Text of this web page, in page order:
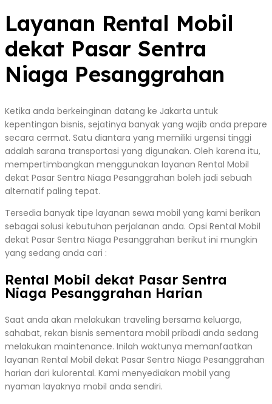
Layanan Rental Mobil
dekat Pasar Sentra
Niaga Pesanggrahan
Ketika anda berkeinginan datang ke Jakarta untuk
kepentingan bisnis, sejatinya banyak yang wajib anda prepare
secara cermat. Satu diantara yang memiliki urgensi tinggi
adalah sarana transportasi yang digunakan. Oleh karena itu,
mempertimbangkan menggunakan layanan Rental Mobil
dekat Pasar Sentra Niaga Pesanggrahan boleh jadi sebuah
alternatif paling tepat.
Tersedia banyak tipe layanan sewa mobil yang kami berikan
sebagai solusi kebutuhan perjalanan anda. Opsi Rental Mobil
dekat Pasar Sentra Niaga Pesanggrahan berikut ini mungkin
yang sedang anda cari :
Rental Mobil dekat Pasar Sentra
Niaga Pesanggrahan Harian
Saat anda akan melakukan traveling bersama keluarga,
sahabat, rekan bisnis sementara mobil pribadi anda sedang
melakukan maintenance. Inilah waktunya memanfaatkan
layanan Rental Mobil dekat Pasar Sentra Niaga Pesanggrahan
harian dari kulorental. Kami menyediakan mobil yang
nyaman layaknya mobil anda sendiri.